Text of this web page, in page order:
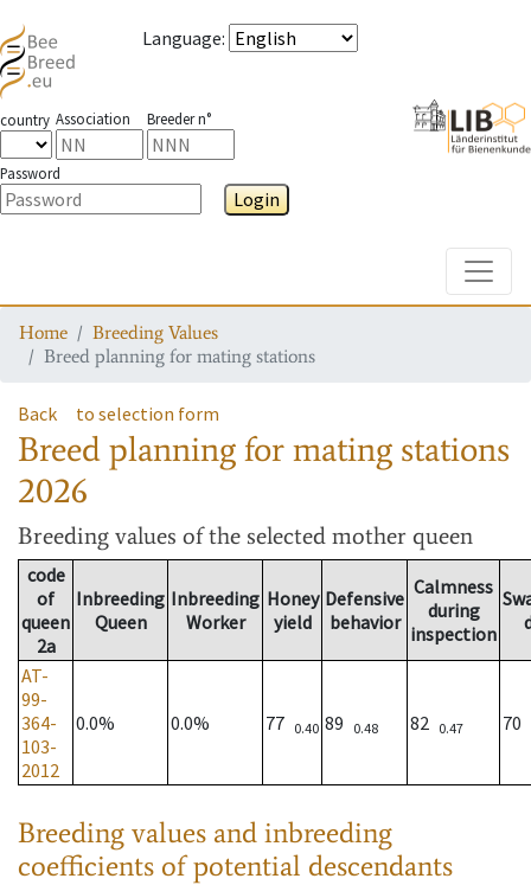
Language:
country Association Breeder n°
Password
Login
Home
Breeding Values
Breed planning for mating stations
Back to selection form
Breed planning for mating stations
2026
Breeding values of the selected mother queen
code
of
queen
2a
Inbreeding
Queen
Inbreeding
Worker
Honey
yield
Defensive
behavior
Calmness
during
inspection
AT-
99-
364-
103-
2012
0.0% 0.0% 77 0.40 89 0.48 82 0.47 70
Breeding values and inbreeding
coefficients of potential descendants